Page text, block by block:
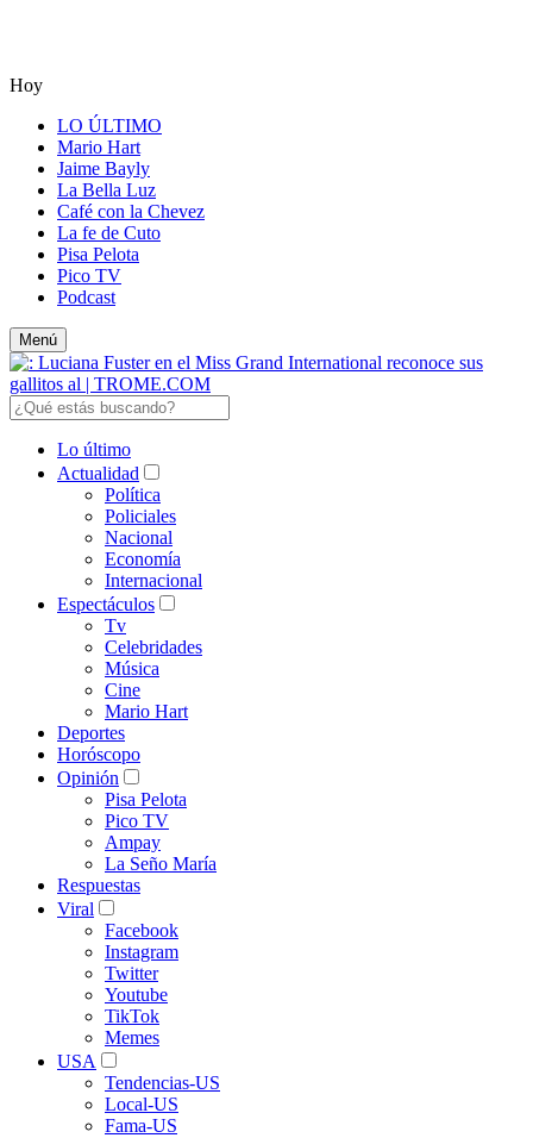
Hoy
LO ÚLTIMO
Mario Hart
Jaime Bayly
La Bella Luz
Café con la Chevez
La fe de Cuto
Pisa Pelota
Pico TV
Podcast
Menú
Lo último
Actualidad
Política
Policiales
Nacional
Economía
Internacional
Espectáculos
Tv
Celebridades
Música
Cine
Mario Hart
Deportes
Horóscopo
Opinión
Pisa Pelota
Pico TV
Ampay
La Seño María
Respuestas
Viral
Facebook
Instagram
Twitter
Youtube
TikTok
Memes
USA
Tendencias-US
Local-US
Fama-US